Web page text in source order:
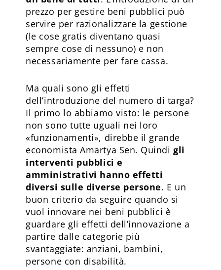
prezzo per gestire beni pubblici può
servire per razionalizzare la gestione
(le cose gratis diventano quasi
sempre cose di nessuno) e non
necessariamente per fare cassa.
Ma quali sono gli effetti
dell’introduzione del numero di targa?
Il primo lo abbiamo visto: le persone
non sono tutte uguali nei loro
«funzionamenti», direbbe il grande
economista Amartya Sen. Quindigli
interventi pubblici e
amministrativi hanno effetti
diversi sulle diverse persone. E un
buon criterio da seguire quando si
vuol innovare nei beni pubblici è
guardare gli effetti dell’innovazione a
partire dalle categorie più
svantaggiate: anziani, bambini,
persone con disabilità.